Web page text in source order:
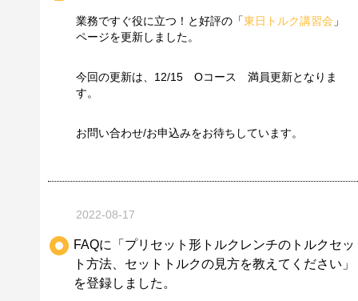
業務ですぐ役に立つ！と好評の「東日トルク講習会 」
ページを更新しました。
今回の更新は、12/15 Oコース 満員更新となりま
す。
お問い合わせ/お申込みをお待ちしています。
2022-08-17
FAQに「プリセット形トルクレンチのトルクセッ
ト方法、セットトルクの見方を教えてください」
を登録しました。